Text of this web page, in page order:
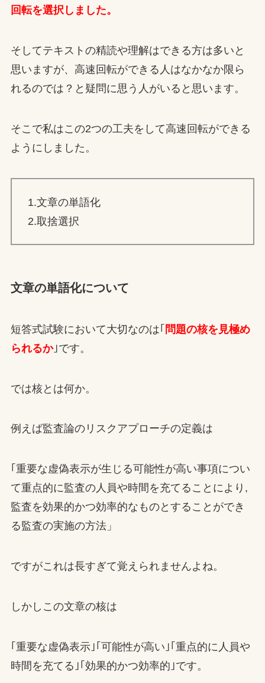
回転を選択しました。
そしてテキストの精読や理解はできる方は多いと
思いますが、高速回転ができる人はなかなか限ら
れるのでは？と疑問に思う人がいると思います。
そこで私はこの2つの工夫をして高速回転ができる
ようにしました。
1.文章の単語化
2.取捨選択
文章の単語化について
短答式試験において大切なのは｢ 問題の核を見極め
られるか｣です。
では核とは何か。
例えば監査論のリスクアプローチの定義は
｢重要な虚偽表示が生じる可能性が高い事項につい
て重点的に監査の人員や時間を充てることにより,
監査を効果的かつ効率的なものとすることができ
る監査の実施の方法」
ですがこれは長すぎて覚えられませんよね。
しかしこの文章の核は
｢重要な虚偽表示｣｢可能性が高い｣｢重点的に人員や
時間を充てる｣｢効果的かつ効率的｣です。